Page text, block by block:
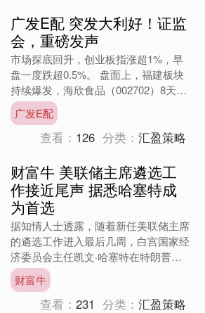
广发E配 突发大利好！证监
会，重磅发声
市场探底回升，创业板指涨超1%，早
盘一度跌超0.5%。 盘面上，福建板块
持续爆发，海欣食品（002702）8天7
板，厦门港务（000905）、太阳电缆
（0023....
广发E配
查看： 126 分类：汇盈策略
财富牛 美联储主席遴选工
作接近尾声 据悉哈塞特成
为首选
据知情人士透露，随着新任美联储主席
的遴选工作进入最后几周，白宫国家经
济委员会主任凯文·哈塞特在特朗普总
统的顾问和盟友眼中，是下任联储主席
的最热门人选。知情人士表....
财富牛
查看：231 分类：汇盈策略